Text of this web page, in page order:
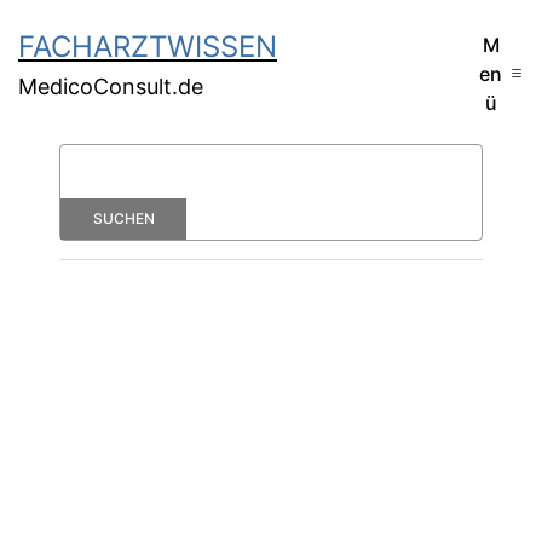
FACHARZTWISSEN
MedicoConsult.de
M
en
ü